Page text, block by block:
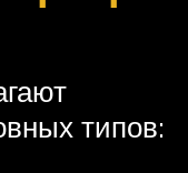
типов: